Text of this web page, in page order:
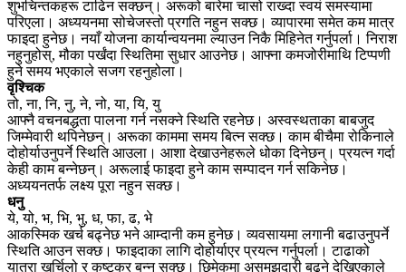
शुभचिन्तकहरू टाढिन सक्छन्। अरूको बारेमा चासो राख्दा स्वयं समस्यामा
परिएला। अध्ययनमा सोचेजस्तो प्रगति नहुन सक्छ। व्यापारमा समेत कम मात्र
फाइदा हुनेछ। नयाँ योजना कार्यान्वयनमा ल्याउन निकै मिहिनेत गर्नुपर्ला। निराश
नहुनुहोस्, मौका पर्खंदा स्थितिमा सुधार आउनेछ। आफ्ना कमजोरीमाथि टिप्पणी
हुने समय भएकाले सजग रहनुहोला।
वृश्चिक
तो, ना, नि, नु, ने, नो, या, यि, यु
आफ्नै वचनबद्धता पालना गर्न नसक्ने स्थिति रहनेछ। अस्वस्थताका बाबजुद
जिम्मेवारी थपिनेछन्। अरूका काममा समय बित्न सक्छ। काम बीचैमा रोकिनाले
दोहोर्याउनुपर्ने स्थिति आउला। आशा देखाउनेहरूले धोका दिनेछन्। प्रयत्न गर्दा
केही काम बन्नेछन्। अरूलाई फाइदा हुने काम सम्पादन गर्न सकिनेछ।
अध्ययनतर्फ लक्ष्य पूरा नहुन सक्छ।
धनु
ये, यो, भ, भि, भु, ध, फा, ढ, भे
आकस्मिक खर्च बढ्नेछ भने आम्दानी कम हुनेछ। व्यवसायमा लगानी बढाउनुपर्ने
स्थिति आउन सक्छ। फाइदाका लागि दोहोर्याएर प्रयत्न गर्नुपर्ला। टाढाको
यात्रा खर्चिलो र कष्टकर बन्न सक्छ। छिमेकमा असमझदारी बढ्ने देखिएकाले